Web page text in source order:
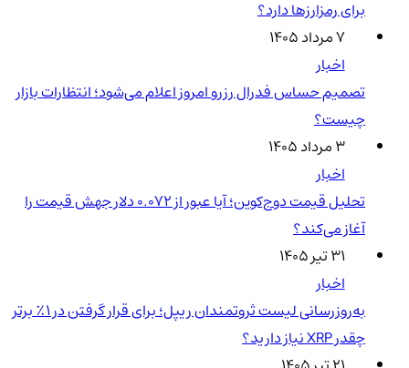
برای رمزارزها دارد؟
۷ مرداد ۱۴۰۵
اخبار
تصمیم حساس فدرال رزرو امروز اعلام می‌شود؛ انتظارات بازار
چیست؟
۳ مرداد ۱۴۰۵
اخبار
تحلیل قیمت دوج‌کوین؛ آیا عبور از ۰.۰۷۲ دلار جهش قیمت را
آغاز می‌کند؟
۳۱ تیر ۱۴۰۵
اخبار
به‌روزرسانی لیست ثروتمندان ریپل؛ برای قرار گرفتن در ۱٪ برتر
چقدر XRP نیاز دارید؟